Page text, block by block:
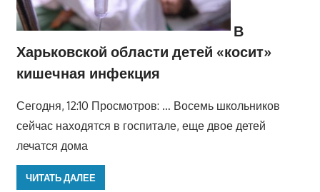
В
Харьковской области детей «косит»
кишечная инфекция
Сегодня, 12:10 Просмотров: … Восемь школьников
сейчас находятся в госпитале, еще двое детей
лечатся дома
ЧИТАТЬ ДАЛЕЕ